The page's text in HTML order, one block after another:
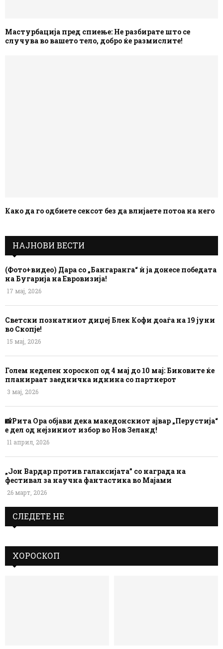
Мастурбација пред спиење: Не разбирате што се
случува во вашето тело, добро ќе размислите!
Како да го одбиете сексот без да влијаете потоа на него
НАЈНОВИ ВЕСТИ
(Фото+видео) Дара со „Бангаранга“ ѝ ја донесе победата
на Бугарија на Евровизија!
17 мај, 2026
Светски познатниот диџеј Блек Кофи доаѓа на 19 јуни
во Скопје!
15 мај, 2026
Голем неделен хороскоп од 4 мај до 10 мај: Биковите ќе
планираат заедничка иднина со партнерот
3 мај, 2026
📸Рита Ора објави дека македонскиот ајвар „Перустија“
е дел од нејзиниот избор во Нов Зеланд!
11 април, 2026
„Јон Вардар против галаксијата” со награда на
фестивал за научна фантастика во Мајами
26 март, 2026
СЛЕДЕТЕ НЕ
ХОРОСКОП